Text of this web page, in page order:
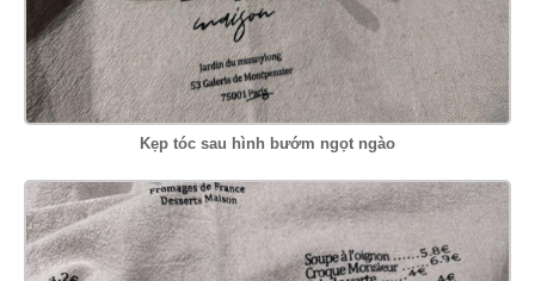
Kẹp tóc sau hình bướm ngọt ngào